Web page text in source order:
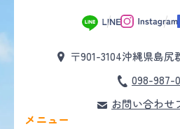
〒901-3104沖縄県島尻
098-987-
お問い合わせ
メニュー